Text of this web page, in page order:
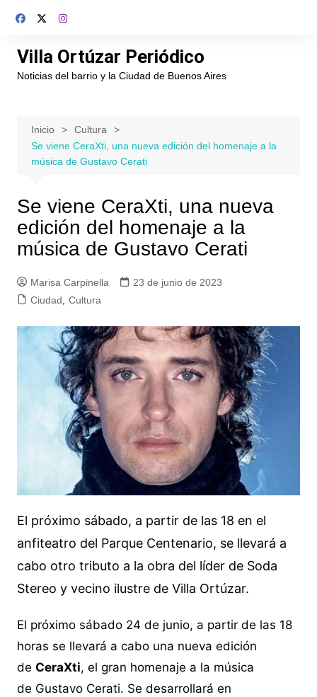
Villa Ortúzar Periódico
Noticias del barrio y la Ciudad de Buenos Aires
Inicio
Cultura
Se viene CeraXti, una nueva edición del homenaje a la
música de Gustavo Cerati
Se viene CeraXti, una nueva
edición del homenaje a la
música de Gustavo Cerati
Marisa Carpinella
23 de junio de 2023
Ciudad
Cultura
El próximo sábado, a partir de las 18 en el
anfiteatro del Parque Centenario, se llevará a
cabo otro tributo a la obra del líder de Soda
Stereo y vecino ilustre de Villa Ortúzar.
El próximo sábado 24 de junio, a partir de las 18
horas se llevará a cabo una nueva edición
de CeraXti, el gran homenaje a la música
de Gustavo Cerati. Se desarrollará en